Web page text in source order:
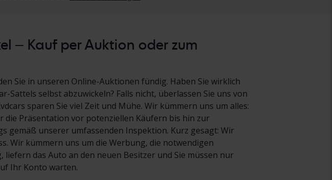
– Kauf per Auktion oder zum
Sie in unseren Online-Auktionen fündig. Haben Sie wirklich
Sattels selbst abzuwickeln? Falls nicht, überlassen Sie uns von
sparen Sie viel Zeit und Mühe. Wir kümmern uns um alles:
Präsentation vor potenziellen Käufern bis hin zur
gemäß unserer umfassenden Inspektion. Kurz gesagt: Wir
Wir kümmern uns um die Werbung, die notwendigen
das Auto an den neuen Besitzer und Sie müssen nur
Ihr Konto warten.